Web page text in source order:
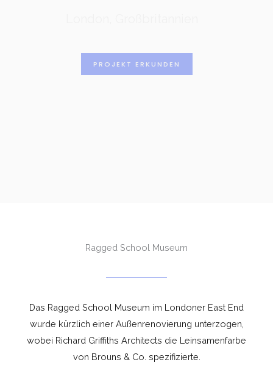
PROJEKT ERKUNDEN
Ragged School Museum
Das Ragged School Museum im Londoner East End
wurde kürzlich einer Außenrenovierung unterzogen,
wobei Richard Griffiths Architects die Leinsamenfarbe
von Brouns & Co. spezifizierte.